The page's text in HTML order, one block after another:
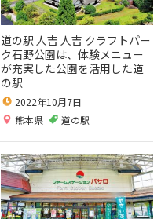
道の駅 人吉 人吉 クラフトパー
ク石野公園は、体験メニュー
が充実した公園を活用した道
の駅
2022年10月7日
熊本県
道の駅